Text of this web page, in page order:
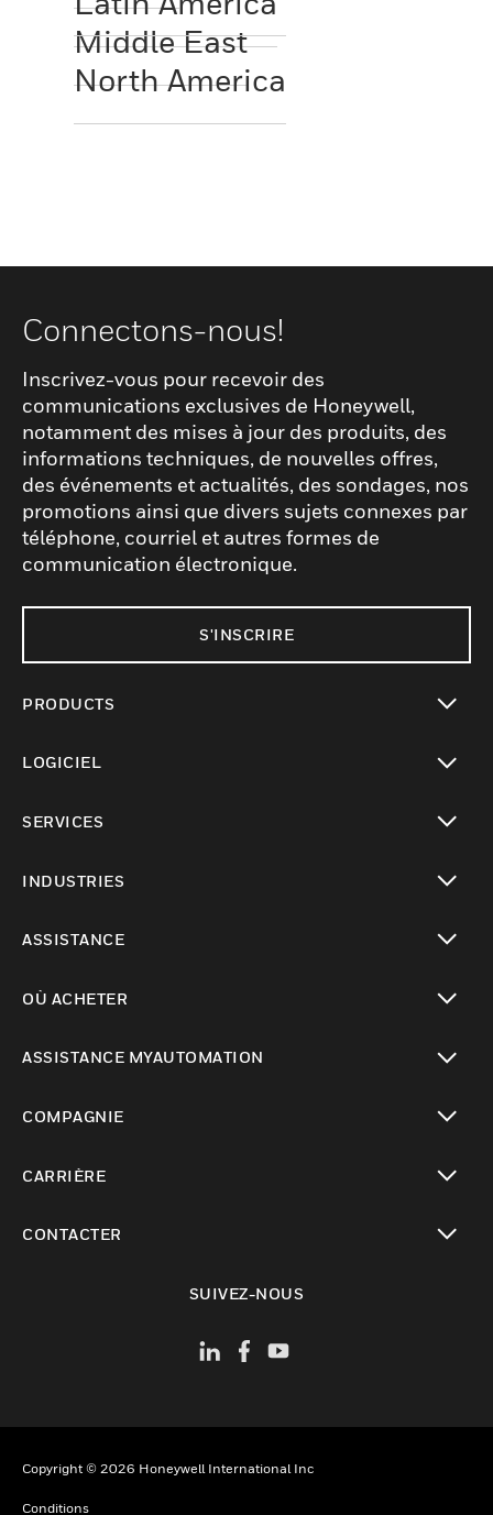
Middle East
North America
Connectons-nous!
Inscrivez-vous pour recevoir des
communications exclusives de Honeywell,
notamment des mises à jour des produits, des
informations techniques, de nouvelles offres,
des événements et actualités, des sondages, nos
promotions ainsi que divers sujets connexes par
téléphone, courriel et autres formes de
communication électronique.
S'INSCRIRE
PRODUCTS
LOGICIEL
SERVICES
INDUSTRIES
ASSISTANCE
OÙ ACHETER
ASSISTANCE MYAUTOMATION
COMPAGNIE
CARRIÈRE
CONTACTER
SUIVEZ-NOUS
Copyright © 2026 Honeywell International Inc
Conditions